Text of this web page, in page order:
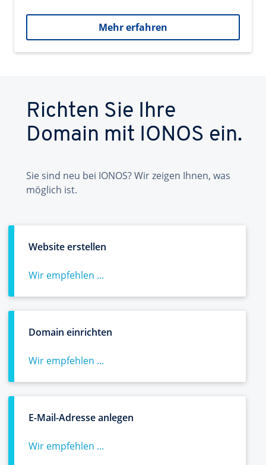
Mehr erfahren
Richten Sie Ihre
Domain mit IONOS ein.
Sie sind neu bei IONOS? Wir zeigen Ihnen, was
möglich ist.
Website erstellen
Wir empfehlen ...
Domain einrichten
Wir empfehlen ...
E-Mail-Adresse anlegen
Wir empfehlen ...